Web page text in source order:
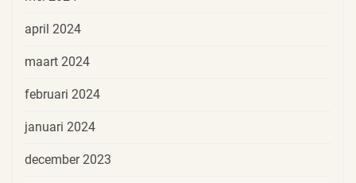
april 2024
maart 2024
februari 2024
januari 2024
december 2023